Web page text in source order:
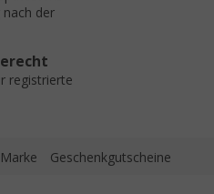
der
registrierte
Marke Geschenkgutscheine